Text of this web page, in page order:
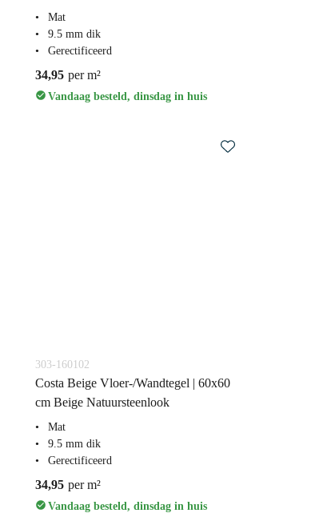
Mat
9.5 mm dik
Gerectificeerd
34,95 per m²
Vandaag besteld, dinsdag in huis
303-160102
Costa Beige Vloer-/Wandtegel | 60x60
cm Beige Natuursteenlook
Mat
9.5 mm dik
Gerectificeerd
34,95 per m²
Vandaag besteld, dinsdag in huis